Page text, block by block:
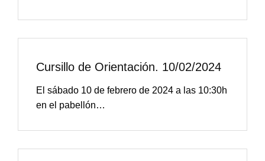
Cursillo de Orientación. 10/02/2024
El sábado 10 de febrero de 2024 a las 10:30h
en el pabellón…